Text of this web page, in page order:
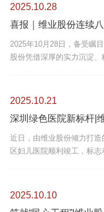
2025.10.28
喜报｜维业股份连续
2025年10月28日，备受瞩
股份凭借深厚的实力沉淀
2025.10.21
近日，由维业股份倾力打
区妇儿医院顺利竣工，标
2025.10.10